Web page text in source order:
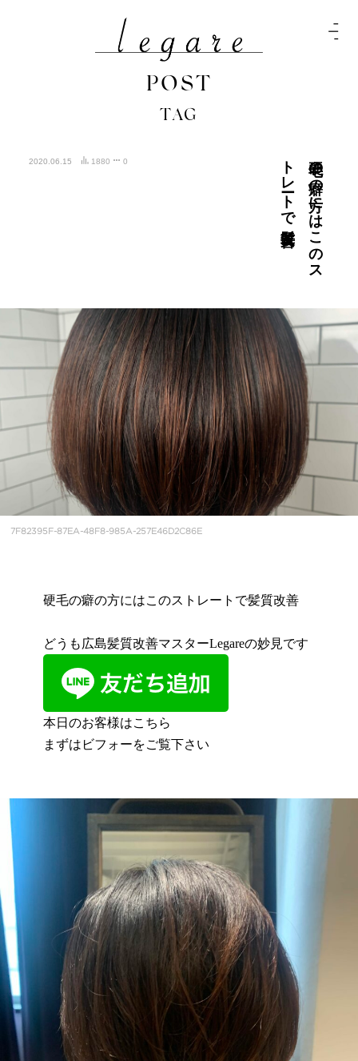
POST
TAG
2020.06.15 1880 0 硬毛の
癖の
方に
は
こ
の
ス
ト
レ
ート
で
髪質改善
7F82395F-87EA-48F8-985A-257E46D2C86E
硬毛の癖の方にはこのストレートで髪質改善
どうも広島髪質改善マスターLegareの妙見です
本日のお客様はこちら
まずはビフォーをご覧下さい